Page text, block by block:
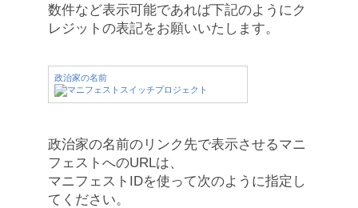
数件など表示可能であれば下記のようにク
レジットの表記をお願いいたします。
政治家の名前
政治家の名前のリンク先で表示させるマニ
フェストへのURLは、
マニフェストIDを使って次のように指定し
てください。